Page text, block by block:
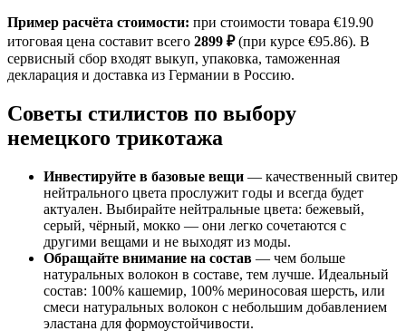
Пример расчёта стоимости: при стоимости товара €19.90
итоговая цена составит всего 2899 ₽(при курсе €95.86). В
сервисный сбор входят выкуп, упаковка, таможенная
декларация и доставка из Германии в Россию.
Советы стилистов по выбору
немецкого трикотажа
Инвестируйте в базовые вещи — качественный свитер
нейтрального цвета прослужит годы и всегда будет
актуален. Выбирайте нейтральные цвета: бежевый,
серый, чёрный, мокко — они легко сочетаются с
другими вещами и не выходят из моды.
Обращайте внимание на состав — чем больше
натуральных волокон в составе, тем лучше. Идеальный
состав: 100% кашемир, 100% мериносовая шерсть, или
смеси натуральных волокон с небольшим добавлением
эластана для формоустойчивости.